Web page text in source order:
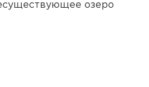
озеро